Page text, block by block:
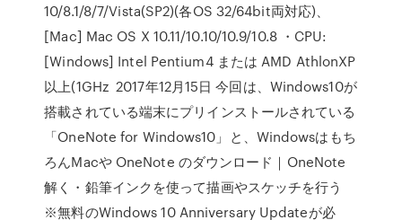
10/8.1/8/7/Vista(SP2)(各OS 32/64bit両対応)、
[Mac] Mac OS X 10.11/10.10/10.9/10.8 ・CPU:
[Windows] Intel Pentium4 または AMD AthlonXP
以上(1GHz 2017年12月15日 今回は、Windows10が
搭載されている端末にプリインストールされている
「OneNote for Windows10」と、Windowsはもち
ろんMacや OneNote のダウンロード｜OneNote
解く・鉛筆インクを使って描画やスケッチを行う
※無料のWindows 10 Anniversary Updateが必